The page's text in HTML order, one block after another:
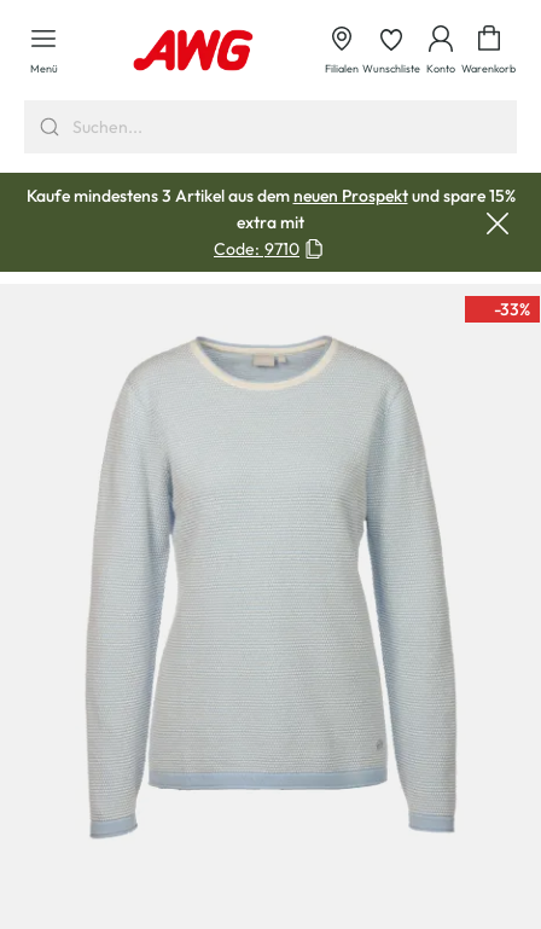
springen
Menü Filialen Wunschliste Konto Warenkorb
Kaufe mindestens 3 Artikel aus demneuen Prospektund spare 15%
extra mit
Code: 9710
-33%